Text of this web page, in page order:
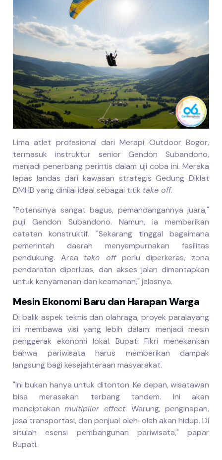
Lima atlet profesional dari Merapi Outdoor Bogor,
termasuk instruktur senior Gendon Subandono,
menjadi penerbang perintis dalam uji coba ini. Mereka
lepas landas dari kawasan strategis Gedung Diklat
DMHB yang dinilai ideal sebagai titik take off.
"Potensinya sangat bagus, pemandangannya juara,"
puji Gendon Subandono. Namun, ia memberikan
catatan konstruktif. "Sekarang tinggal bagaimana
pemerintah daerah menyempurnakan fasilitas
pendukung. Area take offperlu diperkeras, zona
pendaratan diperluas, dan akses jalan dimantapkan
untuk kenyamanan dan keamanan," jelasnya.
Mesin Ekonomi Baru dan Harapan Warga
Di balik aspek teknis dan olahraga, proyek paralayang
ini membawa visi yang lebih dalam: menjadi mesin
penggerak ekonomi lokal. Bupati Fikri menekankan
bahwa pariwisata harus memberikan dampak
langsung bagi kesejahteraan masyarakat.
"Ini bukan hanya untuk ditonton. Ke depan, wisatawan
bisa merasakan terbang tandem. Ini akan
menciptakan multiplier effect. Warung, penginapan,
jasa transportasi, dan penjual oleh-oleh akan hidup. Di
situlah esensi pembangunan pariwisata," papar
Bupati.